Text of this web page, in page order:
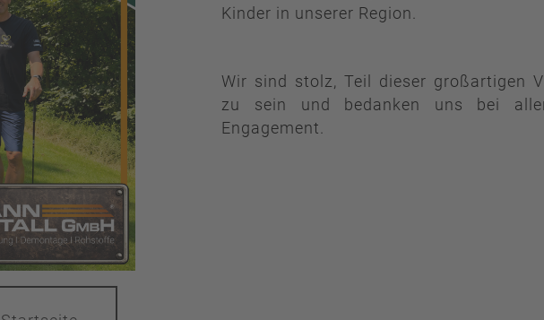
Kinder in unserer Region.
Wir sind stolz, Teil dieser großartigen
zu sein und bedanken uns bei
Engagement.